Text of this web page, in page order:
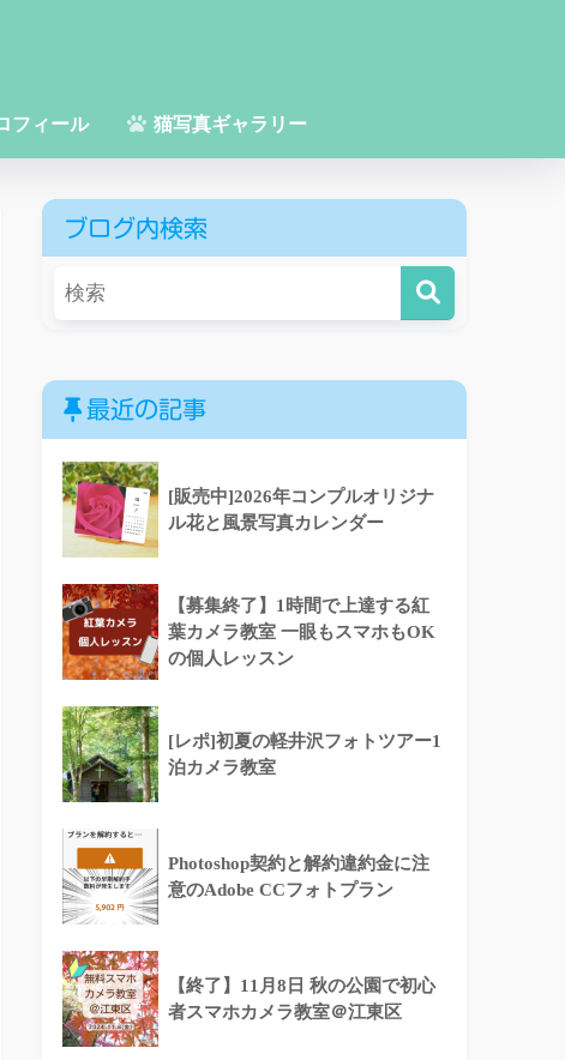
フィール 猫写真ギャラリー
ブログ内検索
最近の記事
[販売中]2026年コンプルオリジナ
ル花と風景写真カレンダー
【募集終了】1時間で上達する紅
葉カメラ教室 一眼もスマホもOK
の個人レッスン
[レポ]初夏の軽井沢フォトツアー1
泊カメラ教室
Photoshop契約と解約違約金に注
意のAdobe CCフォトプラン
【終了】11月8日 秋の公園で初心
者スマホカメラ教室＠江東区